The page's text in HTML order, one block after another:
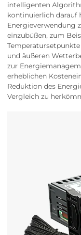
intelligenten
kontinuierlich darauf
Energieverwendung
einzubüßen, zum
und äußeren
zur
erheblichen
Reduktion des
Vergleich zu